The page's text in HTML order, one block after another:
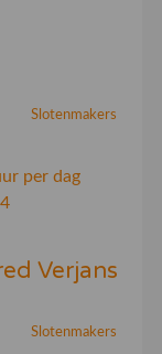
Slotenmakers
per dag
Verjans
Slotenmakers